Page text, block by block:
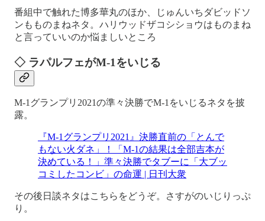
番組中で触れた博多華丸のほか、じゅんいちダビッドソ
ンもものまねネタ。ハリウッドザコシショウはものまね
と言っていいのか悩ましいところ
◇ ラパルフェがM-1をいじる
M-1グランプリ2021の準々決勝でM-1をいじるネタを披
露。
『M-1グランプリ2021』決勝直前の「とんで
もない火ダネ」！「M-1の結果は全部吉本が
決めている！」準々決勝でタブーに「大ブッ
コミしたコンビ」の命運 | 日刊大衆
その後日談ネタはこちらをどうぞ。さすがのいじりっぷ
り。